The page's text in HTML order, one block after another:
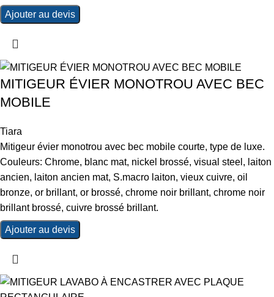
Ajouter au devis
MITIGEUR ÉVIER MONOTROU AVEC BEC
MOBILE
Tiara
Mitigeur évier monotrou avec bec mobile courte, type de luxe.
Couleurs: Chrome, blanc mat, nickel brossé, visual steel, laiton
ancien, laiton ancien mat, S.macro laiton, vieux cuivre, oil
bronze, or brillant, or brossé, chrome noir brillant, chrome noir
brillant brossé, cuivre brossé brillant.
Ajouter au devis